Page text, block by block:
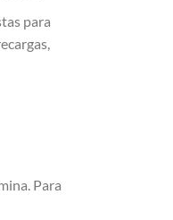
para
Para